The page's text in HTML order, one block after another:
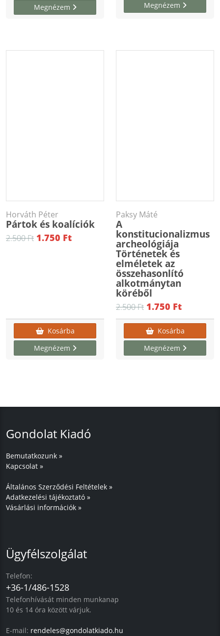
Megnézem
Megnézem
Horváth Péter
Pártok és koalíciók
2.500 Ft 1.750 Ft
Kosárba
Megnézem
Paksy Máté
A
konstitucionalizmus
archeológiája
Történetek és
elméletek az
összehasonlító
alkotmánytan
köréből
2.500 Ft 1.750 Ft
Kosárba
Megnézem
Gondolat Kiadó
Bemutatkozunk »
Kapcsolat »
Általános Szerződési Feltételek »
Adatkezelési tájékoztató »
Vásárlási információk »
Ügyfélszolgálat
Telefon:
+36-1/486-1528
Telefonhívását minden munkanap
10 és 14 óra között várjuk.
E-mail: rendeles@gondolatkiado.hu